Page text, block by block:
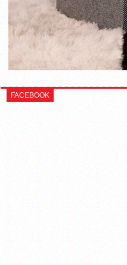
FACEBOOK